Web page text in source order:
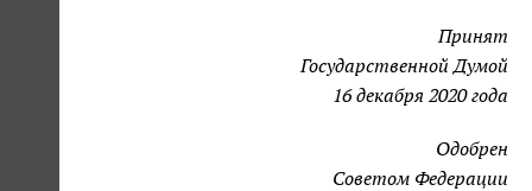
Принят
Государственной Думой
16 декабря 2020 года
Одобрен
Советом Федерации